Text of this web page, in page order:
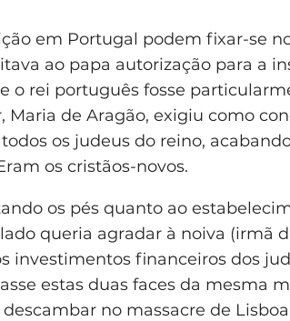
em Portugal podem fixar-se
ao papa autorização para a
o rei português fosse
Maria de Aragão, exigiu como
os judeus do reino,
os cristãos-novos.
os pés quanto ao
queria agradar à noiva (irmã
investimentos financeiros dos
estas duas faces da mesma
no massacre de